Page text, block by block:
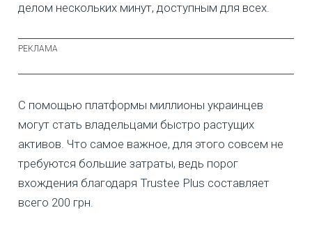
делом нескольких минут, доступным для всех.
С помощью платформы миллионы украинцев
могут стать владельцами быстро растущих
активов. Что самое важное, для этого совсем не
требуются большие затраты, ведь порог
вхождения благодаря Trustee Plus составляет
всего 200 грн.